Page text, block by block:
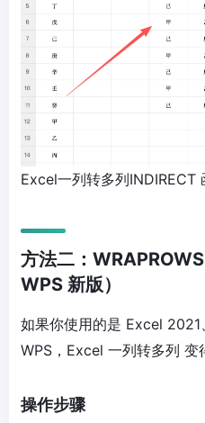
Excel一列转多列INDIRECT
方法二：
WPS 新版）
如果你使用的是 Excel
WPS ， Excel 一列转多列 变
操作步骤